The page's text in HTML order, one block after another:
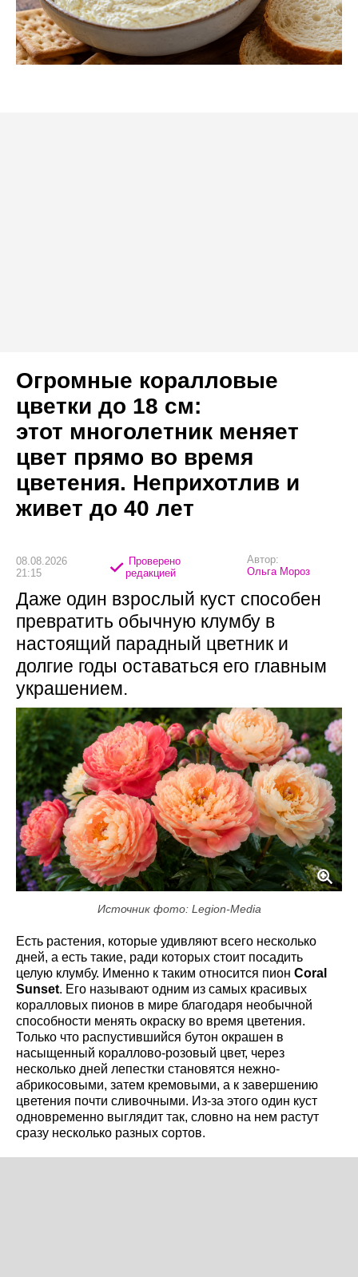
Огромные коралловые
цветки до 18 см:
этот многолетник меняет
цвет прямо во время
цветения. Неприхотлив и
живет до 40 лет
08.08.2026
21:15
Проверено
редакцией
Автор:
Ольга Мороз
Даже один взрослый куст способен
превратить обычную клумбу в
настоящий парадный цветник и
долгие годы оставаться его главным
украшением.
Источник фото: Legion-Media
Есть растения, которые удивляют всего несколько
дней, а есть такие, ради которых стоит посадить
целую клумбу. Именно к таким относится пион Coral
Sunset. Его называют одним из самых красивых
коралловых пионов в мире благодаря необычной
способности менять окраску во время цветения.
Только что распустившийся бутон окрашен в
насыщенный кораллово-розовый цвет, через
несколько дней лепестки становятся нежно-
абрикосовыми, затем кремовыми, а к завершению
цветения почти сливочными. Из-за этого один куст
одновременно выглядит так, словно на нем растут
сразу несколько разных сортов.